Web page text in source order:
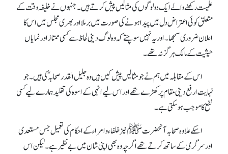
علمیت رکھنے والے ایک دو لوگوں کی مثالیں پیش کرتے ہیں۔ جنہوں نے خلیفہ وقت کے
متعلق کوئی اعتراض دل میں پیدا ہونے کی صورت میں برملا اور بھری مجلس میں اس کا
اعلان ضروری سمجھا۔ اور یہ نہیں سوچتے کہ وہ لوگ دینی لحاظ سے کسی ممتاز اور نمایاں
حیثیت کے مالک ہرگز نہ تھے۔
اس کے مقابلہ میں ہم نے جو مثالیں پیش کیں ہیں وہ جلیل القدر صحابہؓ کی ہیں۔ جو
نہایت ارفع دینی مقام پر کھڑے تھے اور اس لیے انہی کے اسوہ کی تقلید ہمارے لیے کسی
نفع کا موجب ہوسکتی ہے۔
ا سکے علاوہ صحابہ آنحضرتﷺ نیز خلفاء و امراء کے احکام کی تعمیل جس مستعدی
اور سرگرمی کے ساتھ کرتے تھے اگرچہ وہ بھی اپنی شان میں بے نظیر ہے۔ لیکن اس